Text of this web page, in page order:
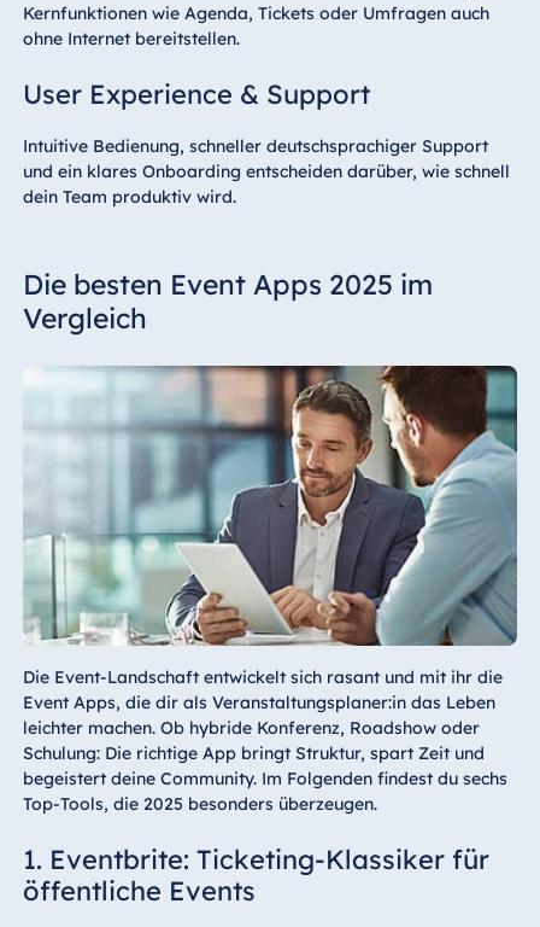
Kernfunktionen wie Agenda, Tickets oder Umfragen auch
ohne Internet bereitstellen.
User Experience & Support
Intuitive Bedienung, schneller deutschsprachiger Support
und ein klares Onboarding entscheiden darüber, wie schnell
dein Team produktiv wird.
Die besten Event Apps 2025 im
Vergleich
Die Event-Landschaft entwickelt sich rasant und mit ihr die
Event Apps, die dir als Veranstaltungsplaner:in das Leben
leichter machen. Ob hybride Konferenz, Roadshow oder
Schulung: Die richtige App bringt Struktur, spart Zeit und
begeistert deine Community. Im Folgenden findest du sechs
Top-Tools, die 2025 besonders überzeugen.
1. Eventbrite: Ticketing-Klassiker für
öffentliche Events